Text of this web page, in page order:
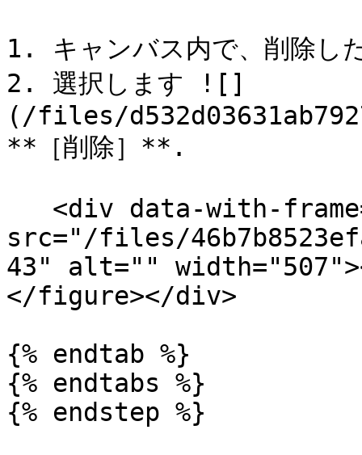
1. キャンバス内で、削除し
2. 選択します ![]
(/files/
**［削除］**.
src="/files/
43" alt=""
</figure></div>
{% endtab %}
{% endtabs %}
{% endstep %}